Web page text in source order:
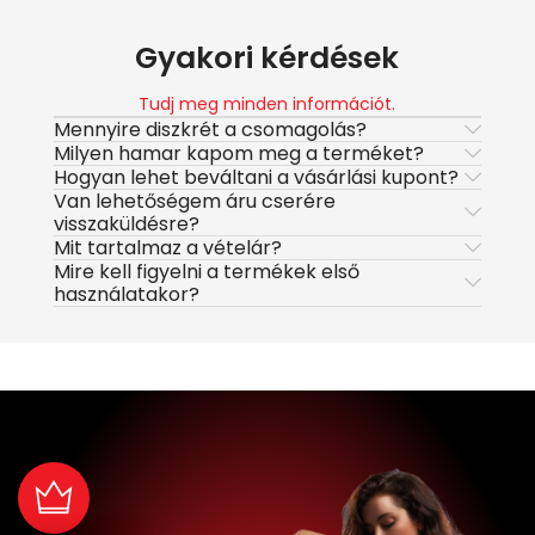
Gyakori kérdések
Tudj meg minden információt.
Mennyire diszkrét a csomagolás?
Milyen hamar kapom meg a terméket?
Hogyan lehet beváltani a vásárlási kupont?
Van lehetőségem áru cserére
visszaküldésre?
Mit tartalmaz a vételár?
Mire kell figyelni a termékek első
használatakor?